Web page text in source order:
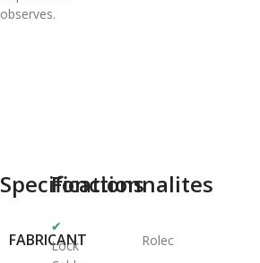
observes.
Specifications
FABRICANT Rolec
Fonctionnalites
✔
Lock